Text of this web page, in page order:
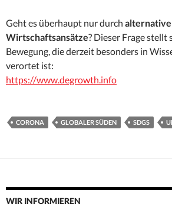
Geht es überhaupt nur durch alternative
Wirtschaftsansätze? Dieser Frage
Bewegung, die derzeit besonders in
verortet ist:
https://www.degrowth.info
CORONA GLOBALER SÜDEN SDGS
WIR INFORMIEREN